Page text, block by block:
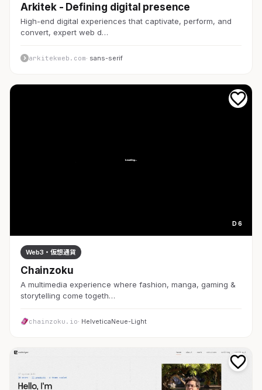
Arkitek - Defining digital presence
High-end digital experiences that captivate, perform, and
convert, expert web d…
arkitekweb.com· sans-serif
D 6
Web3・仮想通貨
Chainzoku
A multimedia experience where fashion, manga, gaming &
storytelling come togeth…
chainzoku.io· HelveticaNeue-Light